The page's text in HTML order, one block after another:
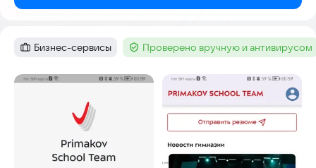
Категория :
Бизнес-сервисы Тег :Проверено вручную и антивирусом
Скриншоты